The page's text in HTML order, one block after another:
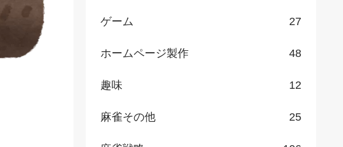
ゲーム 27
ホームページ製作 48
趣味 12
麻雀その他 25